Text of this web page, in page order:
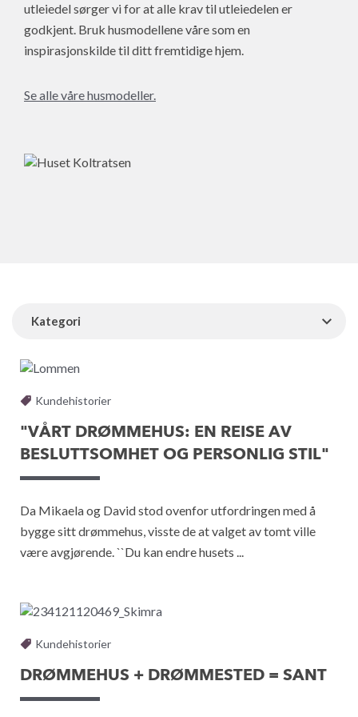
utleiedel sørger vi for at alle krav til utleiedelen er
godkjent. Bruk husmodellene våre som en
inspirasjonskilde til ditt fremtidige hjem.
Se alle våre husmodeller.
Kategori
Kundehistorier
"VÅRT DRØMMEHUS: EN REISE AV
BESLUTTSOMHET OG PERSONLIG STIL"
Da Mikaela og David stod ovenfor utfordringen med å
bygge sitt drømmehus, visste de at valget av tomt ville
være avgjørende. ``Du kan endre husets ...
Kundehistorier
DRØMMEHUS + DRØMMESTED = SANT